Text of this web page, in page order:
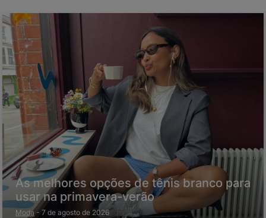
As melhores opções de tênis branco para
usar na primavera-verão
Moda - 7 de agosto de 2026